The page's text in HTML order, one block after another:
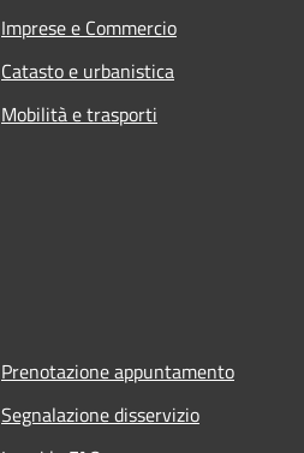
Imprese e Commercio
Catasto e urbanistica
Mobilità e trasporti
Prenotazione appuntamento
Segnalazione disservizio